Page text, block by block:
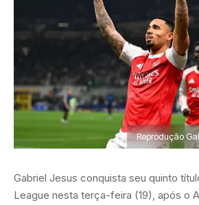
Reprodução
Gabriel Jesus conquista seu quinto
League nesta terça-feira (19), após o